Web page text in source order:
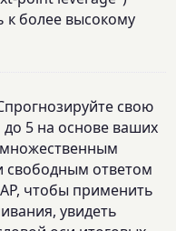
к более высокому
свою
до 5 на основе ваших
множественным
свободным ответом
чтобы применить
увидеть